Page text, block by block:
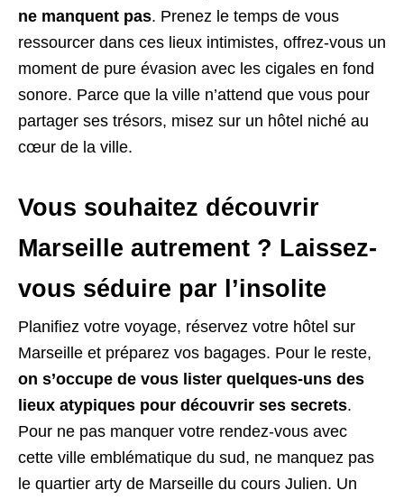
ne manquent pas. Prenez le temps de vous
ressourcer dans ces lieux intimistes, offrez-vous un
moment de pure évasion avec les cigales en fond
sonore. Parce que la ville n’attend que vous pour
partager ses trésors, misez sur un hôtel niché au
cœur de la ville.
Vous souhaitez découvrir
Marseille autrement ? Laissez-
vous séduire par l’insolite
Planifiez votre voyage, réservez votre hôtel sur
Marseille et préparez vos bagages. Pour le reste,
on s’occupe de vous lister quelques-uns des
lieux atypiques pour découvrir ses secrets.
Pour ne pas manquer votre rendez-vous avec
cette ville emblématique du sud, ne manquez pas
le quartier arty de Marseille du cours Julien. Un